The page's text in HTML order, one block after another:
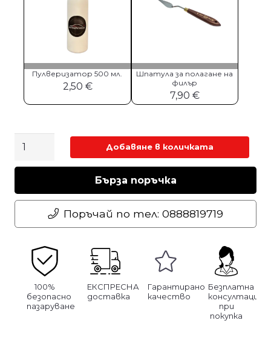
Пулверизатор 500 мл.
2,50 €
Шпатула за полагане на
филър
7,90 €
количество
валяк
дръжка
Добавяне в количката
Бърза поръчка
Поръчай по тел: 0888819719
100%
безопасно
пазаруване
ЕКСПРЕСНА
доставка
Гарантирано
качество
Безплатна
консултация
при
покупка